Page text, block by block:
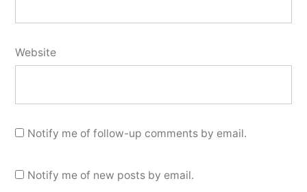
Website
Notify me of follow-up comments by email.
Notify me of new posts by email.